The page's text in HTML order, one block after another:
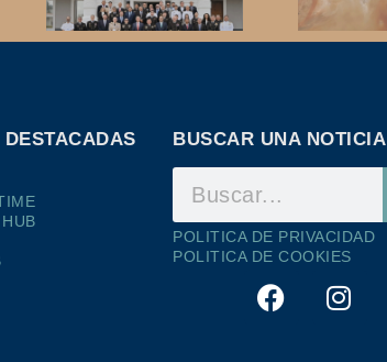
BUSCAR UNA NOTICIA
POLITICA DE PRIVACIDAD
POLITICA DE COOKIES